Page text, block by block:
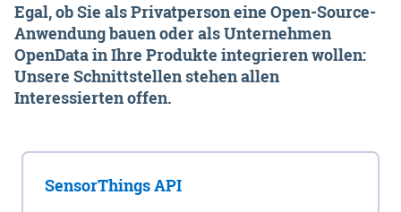
Egal, ob Sie als Privatperson eine Open-Source-
Anwendung bauen oder als Unternehmen
OpenData in Ihre Produkte integrieren wollen:
Unsere Schnittstellen stehen allen
Interessierten offen.
SensorThings API